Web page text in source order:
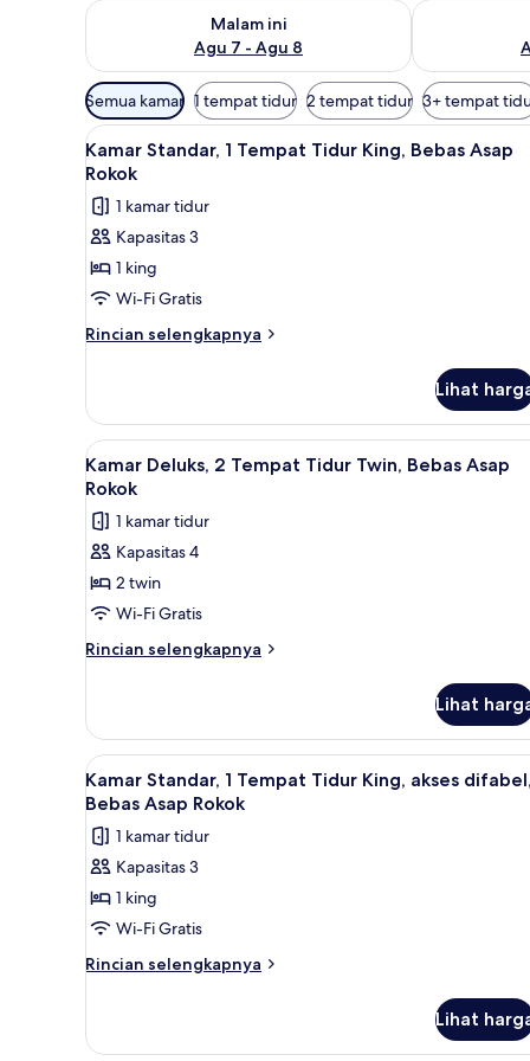
Malam ini
Agu 7 - Agu 8
Periksa ketersediaan untuk malam ini Agu 7 - Agu 8
Periksa
Filter
tersedia
untuk
kamar
Semua kamar 1 tempat tidur 2 tempat tidur 3+ tempat
Lihat
semua
foto
untuk
Kamar
Standar,
1
Tempat
Bebas
Asap
Rokok
Kamar Standar, 1 Tempat
4
Kamar Standar, 1 Tempat Tidur King, Bebas Asap
Rokok
1 kamar tidur
Kapasitas 3
1 king
Wi-Fi Gratis
Rincian selengkapnya
Rincian
Kamar
Standar,
1
Tempat
King,
Bebas
Rokok
Lihat
Lihat
semua
foto
untuk
Kamar
Deluks,
2
Tempat
Bebas
Asap
Rokok
Kamar Deluks, 2 Tempat
4
Kamar Deluks, 2 Tempat Tidur Twin, Bebas Asap
Rokok
1 kamar tidur
Kapasitas 4
2 twin
Wi-Fi Gratis
Rincian selengkapnya
Rincian
Kamar
Deluks,
2
Tempat
Twin,
Bebas
Rokok
Lihat
Lihat
semua
foto
untuk
Kamar
Standar,
1
Tempat
akses
Kamar Standar, 1 Tempat
1
Kamar Standar, 1 Tempat Tidur King, akses difabel,
Bebas Asap Rokok
1 kamar tidur
Kapasitas 3
1 king
Wi-Fi Gratis
Rincian selengkapnya
Rincian
Kamar
Lihat